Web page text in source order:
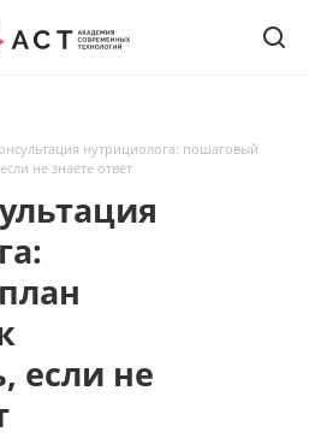
нутрициолога: пошаговый
не знаете ответ
если не